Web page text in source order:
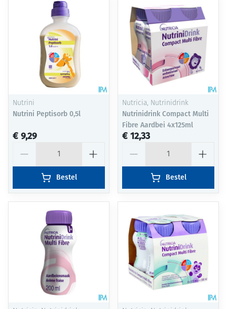
Nutrini
Nutrini Peptisorb 0,5l
€ 9,29
Bestel
Nutricia, Nutrinidrink
Nutrinidrink Compact Multi
Fibre Aardbei 4x125ml
€ 12,33
Bestel